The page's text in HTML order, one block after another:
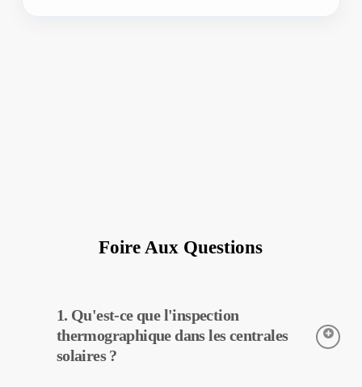
Foire Aux Questions
1. Qu'est-ce que l'inspection
thermographique dans les centrales
solaires ?